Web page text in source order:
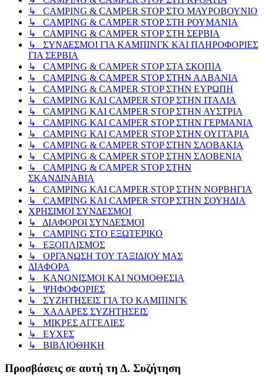
↳ CAMPING & CAMPER STOP ΣΤΟ ΜΑΥΡΟΒΟΥΝΙΟ
↳ CAMPING & CAMPER STOP ΣΤΗ ΡΟΥΜΑΝΙΑ
↳ CAMPING & CAMPER STOP ΣΤΗ ΣΕΡΒΙΑ
↳ ΣΥΝΔΕΣΜΟΙ ΓΙΑ ΚΑΜΠΙΝΓΚ ΚΑΙ ΠΛΗΡΟΦΟΡΙΕΣ
ΓΙΑ ΣΕΡΒΙΑ
↳ CAMPING & CAMPER STOP ΣΤΑ ΣΚΟΠΙΑ
↳ CAMPING & CAMPER STOP ΣΤΗΝ ΑΛΒΑΝΙΑ
↳ CAMPING & CAMPER STOP ΣΤΗΝ ΕΥΡΩΠΗ
↳ CAMPING KAI CAMPER STOP ΣΤΗΝ ΙΤΑΛΙΑ
↳ CAMPING KAI CAMPER STOP ΣΤΗΝ ΑΥΣΤΡΙΑ
↳ CAMPING KAI CAMPER STOP ΣΤΗΝ ΓΕΡΜΑΝΙΑ
↳ CAMPING KAI CAMPER STOP ΣΤΗΝ ΟΥΓΓΑΡΙΑ
↳ CAMPING & CAMPER STOP ΣΤΗΝ ΣΛΟΒΑΚΙΑ
↳ CAMPING & CAMPER STOP ΣΤΗΝ ΣΛΟΒΕΝΙΑ
↳ CAMPING & CAMPER STOP ΣΤΗΝ
ΣΚΑΝΔΙΝΑΒΙΑ
↳ CAMPING KAI CAMPER STOP ΣΤΗΝ ΝΟΡΒΗΓΙΑ
↳ CAMPING KAI CAMPER STOP ΣΤΗΝ ΣΟΥΗΔΙΑ
ΧΡΗΣΙΜΟΙ ΣΥΝΔΕΣΜΟΙ
↳ ΔΙΑΦΟΡΟΙ ΣΥΝΔΕΣΜΟΙ
↳ CAMPING ΣΤΟ ΕΞΩΤΕΡΙΚΟ
↳ ΕΞΟΠΛΙΣΜΟΣ
↳ ΟΡΓΑΝΩΣΗ ΤΟΥ ΤΑΞΙΔΙΟΥ ΜΑΣ
ΔΙΑΦΟΡΑ
↳ ΚΑΝΟΝΙΣΜΟΙ ΚΑΙ ΝΟΜΟΘΕΣΙΑ
↳ ΨΗΦΟΦΟΡΙΕΣ
↳ ΣΥΖΗΤΗΣΕΙΣ ΓΙΑ ΤΟ ΚΑΜΠΙΝΓΚ
↳ ΧΑΛΑΡΕΣ ΣΥΖΗΤΗΣΕΙΣ
↳ ΜΙΚΡΕΣ ΑΓΓΕΛΙΕΣ
↳ ΕΥΧΕΣ
↳ ΒΙΒΛΙΟΘΗΚΗ
Προσβάσεις σε αυτή τη Δ. Συζήτηση